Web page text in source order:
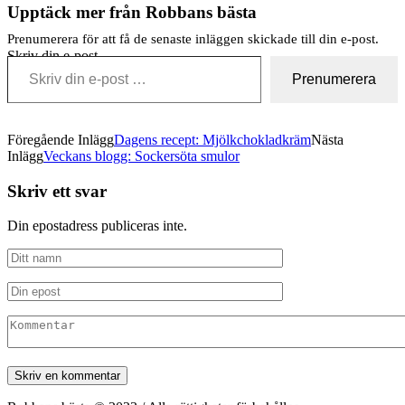
Upptäck mer från Robbans bästa
Prenumerera för att få de senaste inläggen skickade till din e-post.
Skriv din e-post …
Prenumerera
Föregående InläggDagens recept: MjölkchokladkrämNästa
InläggVeckans blogg: Sockersöta smulor
Skriv ett svar
Din epostadress publiceras inte.